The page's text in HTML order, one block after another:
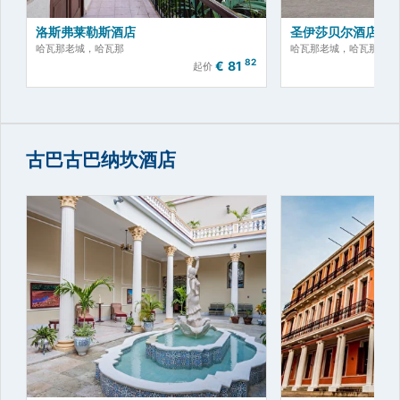
立即预订！
洛斯弗莱勒斯酒店
哈瓦那老城，哈瓦那
起价 € 81 82
圣伊莎贝尔酒店
哈瓦那老城，哈瓦那
古巴古巴纳坎酒店